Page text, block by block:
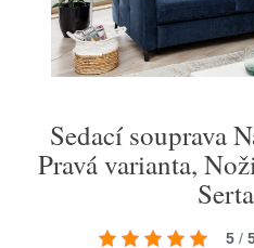
Sedací souprava
Pravá varianta,
5 /